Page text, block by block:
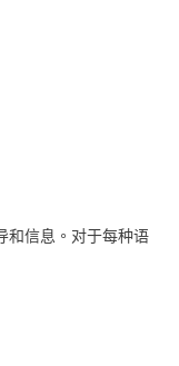
和信息。对于每种语